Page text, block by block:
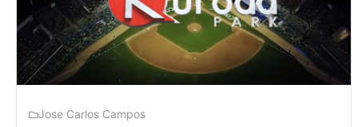
Jose Carlos Campos